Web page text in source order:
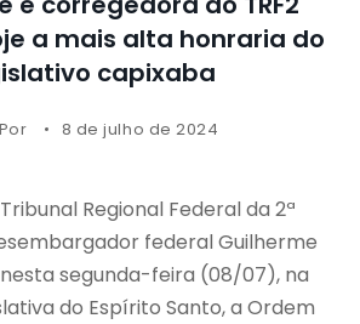
a mais alta honraria do
capixaba
Por 8 de julho de 2024
Regional Federal da 2ª
federal Guilherme
segunda-feira (08/07), na
do Espírito Santo, a Ordem